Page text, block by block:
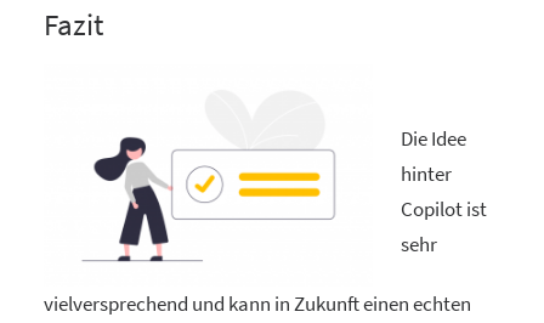
Fazit
Die Idee
hinter
Copilot ist
sehr
vielversprechend und kann in Zukunft einen echten